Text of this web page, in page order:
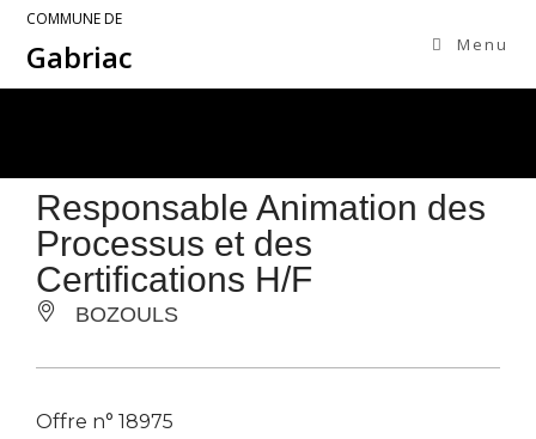
COMMUNE DE
Gabriac Menu
Responsable Animation des
Processus et des
Certifications H/F
BOZOULS
Offre n° 18975